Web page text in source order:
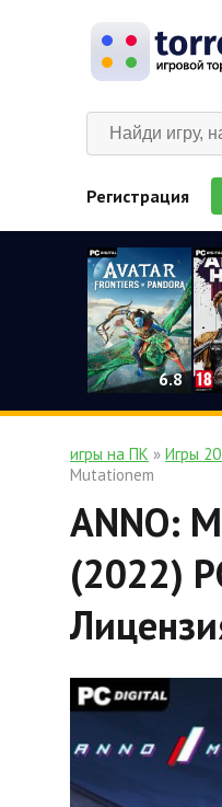
Регистрация
6.8
игры на ПК » Игры
Mutationem
ANNO:
(2022)